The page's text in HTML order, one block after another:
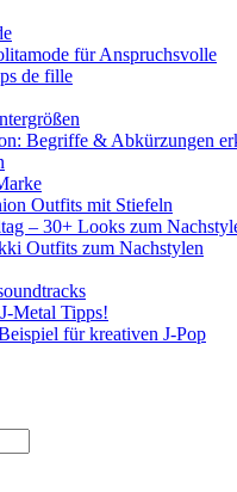
für Anspruchsvolle
de fille
Begriffe & Abkürzungen
Outfits mit Stiefeln
– 30+ Looks zum
Outfits zum Nachstylen
Metal Tipps!
für kreativen J-Pop